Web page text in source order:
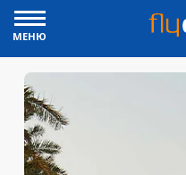
МЕНЮ